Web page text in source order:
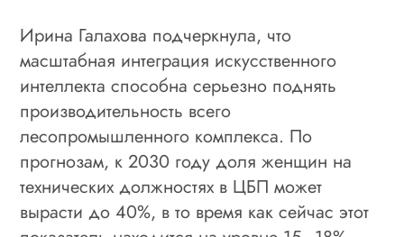
Ирина Галахова подчеркнула, что
масштабная интеграция искусственного
интеллекта способна серьезно поднять
производительность всего
лесопромышленного комплекса. По
прогнозам, к 2030 году доля женщин на
технических должностях в ЦБП может
вырасти до 40%, в то время как сейчас этот